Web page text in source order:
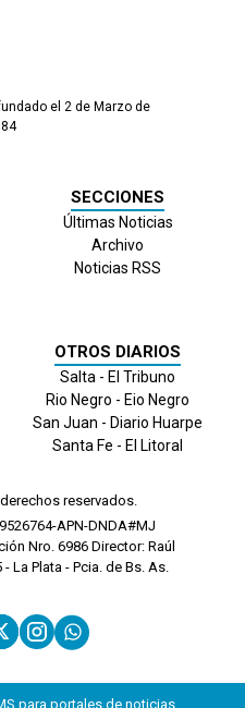
el 2 de Marzo de
SECCIONES
Últimas Noticias
Archivo
Noticias RSS
OTROS DIARIOS
Salta - El Tribuno
Rio Negro - Eio Negro
San Juan - Diario Huarpe
Santa Fe - El Litoral
reservados.
APN-DNDA#MJ
Nro. 6986 Director: Raúl
La Plata - Pcia. de Bs. As.
para portales de noticias